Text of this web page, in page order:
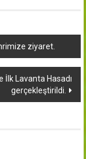
ziyaret.
İlk Lavanta Hasadı
gerçekleştirildi.